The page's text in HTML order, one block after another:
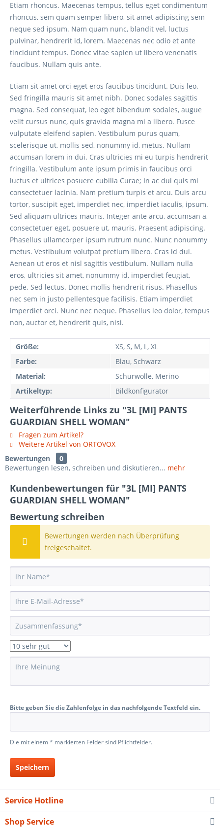
Etiam rhoncus. Maecenas tempus, tellus eget condimentum
rhoncus, sem quam semper libero, sit amet adipiscing sem
neque sed ipsum. Nam quam nunc, blandit vel, luctus
pulvinar, hendrerit id, lorem. Maecenas nec odio et ante
tincidunt tempus. Donec vitae sapien ut libero venenatis
faucibus. Nullam quis ante.
Etiam sit amet orci eget eros faucibus tincidunt. Duis leo.
Sed fringilla mauris sit amet nibh. Donec sodales sagittis
magna. Sed consequat, leo eget bibendum sodales, augue
velit cursus nunc, quis gravida magna mi a libero. Fusce
vulputate eleifend sapien. Vestibulum purus quam,
scelerisque ut, mollis sed, nonummy id, metus. Nullam
accumsan lorem in dui. Cras ultricies mi eu turpis hendrerit
fringilla. Vestibulum ante ipsum primis in faucibus orci
luctus et ultrices posuere cubilia Curae; In ac dui quis mi
consectetuer lacinia. Nam pretium turpis et arcu. Duis arcu
tortor, suscipit eget, imperdiet nec, imperdiet iaculis, ipsum.
Sed aliquam ultrices mauris. Integer ante arcu, accumsan a,
consectetuer eget, posuere ut, mauris. Praesent adipiscing.
Phasellus ullamcorper ipsum rutrum nunc. Nunc nonummy
metus. Vestibulum volutpat pretium libero. Cras id dui.
Aenean ut eros et nisl sagittis vestibulum. Nullam nulla
eros, ultricies sit amet, nonummy id, imperdiet feugiat,
pede. Sed lectus. Donec mollis hendrerit risus. Phasellus
nec sem in justo pellentesque facilisis. Etiam imperdiet
imperdiet orci. Nunc nec neque. Phasellus leo dolor, tempus
non, auctor et, hendrerit quis, nisi.
Größe:
XS, S, M, L, XL
Farbe:
Blau, Schwarz
Material:
Schurwolle, Merino
Artikeltyp:
Bildkonfigurator
Weiterführende Links zu "3L [MI] PANTS
GUARDIAN SHELL WOMAN"
Fragen zum Artikel?
Weitere Artikel von ORTOVOX
Bewertungen
0
Bewertungen lesen, schreiben und diskutieren... mehr
Kundenbewertungen für "3L [MI] PANTS
GUARDIAN SHELL WOMAN"
Bewertung schreiben
Bewertungen werden nach Überprüfung
freigeschaltet.
Bitte geben Sie die Zahlenfolge in das nachfolgende Textfeld ein.
Die mit einem * markierten Felder sind Pflichtfelder.
Speichern
Service Hotline
Shop Service